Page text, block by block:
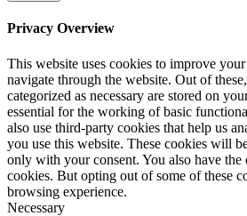
Privacy Overview
This website uses cookies to improve
navigate through the website. Out of
categorized as necessary are stored on
essential for the working of basic
also use third-party cookies that help us
you use this website. These cookies will
only with your consent. You also have
cookies. But opting out of some of these
browsing experience.
Necessary